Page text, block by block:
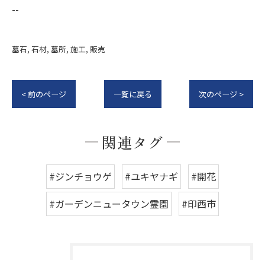
--
墓石 石材 墓所 施工 販売
< 前のページ 一覧に戻る 次のページ >
関連タグ
#ジンチョウゲ #ユキヤナギ
#開花
#ガーデンニュータウン霊園
#印西市